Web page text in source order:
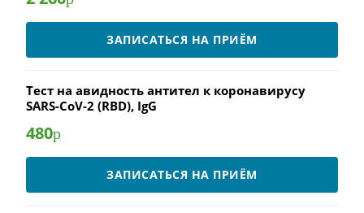
ЗАПИСАТЬСЯ НА ПРИЁМ
Тест на авидность антител к коронавирусу
SARS-CoV-2 (RBD), IgG
480р
ЗАПИСАТЬСЯ НА ПРИЁМ